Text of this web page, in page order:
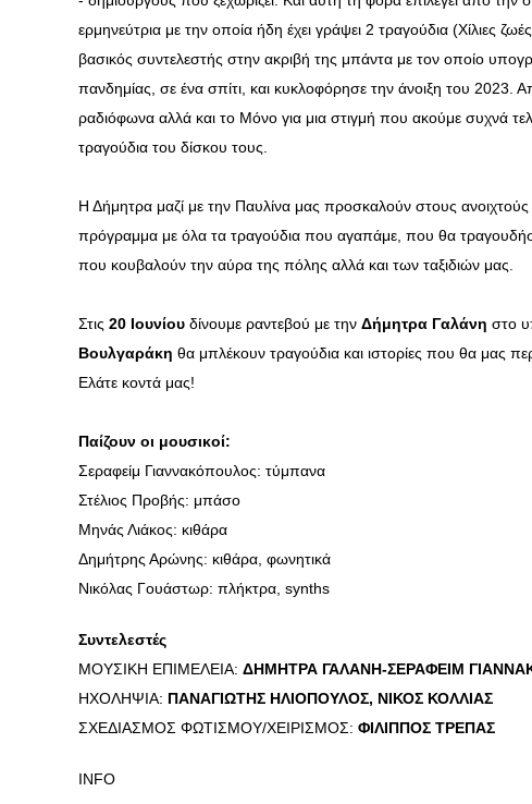
ερμηνεύτρια με την οποία ήδη έχει γράψει 2 τραγούδια (Χίλιες
βασικός συντελεστής στην ακριβή της μπάντα με τον οποίο
πανδημίας, σε ένα σπίτι, και κυκλοφόρησε την άνοιξη του
ραδιόφωνα αλλά και το Μόνο για μια στιγμή που ακούμε συχνά
τραγούδια του δίσκου τους.
Η Δήμητρα μαζί με την Παυλίνα μας προσκαλούν στους ανοιχτούς
πρόγραμμα με όλα τα τραγούδια που αγαπάμε, που θα
που κουβαλούν την αύρα της πόλης αλλά και των ταξιδιών μας.
Στις 20 Ιουνίου δίνουμε ραντεβού με την Δήμητρα Γαλάνη στο
Βουλγαράκη θα μπλέκουν τραγούδια και ιστορίες που θα μας
Ελάτε κοντά μας!
Παίζουν οι μουσικοί:
Σεραφείμ Γιαννακόπουλος: τύμπανα
Στέλιος Προβής: μπάσο
Μηνάς Λιάκος: κιθάρα
Δημήτρης Αρώνης: κιθάρα, φωνητικά
Νικόλας Γουάστωρ: πλήκτρα, synths
Συντελεστές
ΜΟΥΣΙΚΗ ΕΠΙΜΕΛΕΙΑ: ΔΗΜΗΤΡΑ ΓΑΛΑΝΗ-ΣΕΡΑΦΕΙΜ
ΗΧΟΛΗΨΙΑ: ΠΑΝΑΓΙΩΤΗΣ ΗΛΙΟΠΟΥΛΟΣ, ΝΙΚΟΣ ΚΟΛΛΙΑΣ
ΣΧΕΔΙΑΣΜΟΣ ΦΩΤΙΣΜΟΥ/ΧΕΙΡΙΣΜΟΣ: ΦΙΛΙΠΠΟΣ ΤΡΕΠΑΣ
INFO